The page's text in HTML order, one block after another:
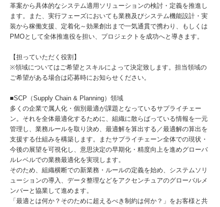
革案から具体的なシステム適用ソリューションの検討・定義を推進し
ます。また、実行フェーズにおいても業務及びシステム機能設計・実
装から稼働支援、定着化～効果創出まで一気通貫で携わり、もしくは
PMOとして全体推進役を担い、プロジェクトを成功へと導きます。
【担っていただく役割】
※領域についてはご希望とスキルによって決定致します。担当領域の
ご希望がある場合は応募時にお知らせください。
■SCP（Supply Chain & Planning）領域
多くの企業で属人化・個別最適が課題となっているサプライチェー
ン。それを全体最適化するために、組織に散らばっている情報を一元
管理し、業務ルールを取り決め、最適解を算出する／最適解の算出を
支援する仕組みを構築します。またサプライチェーン全体での現状・
今後の展望を可視化し、意思決定の早期化・精度向上を進めグローバ
ルレベルでの業務最適化を実現します。
そのため、組織横断での新業務・ルールの定義を始め、システムソリ
ューションの導入、データ整理などをアクセンチュアのグローバルメ
ンバーと協業して進めます。
「最適とは何か？そのために超えるべき制約は何か？」をお客様と共